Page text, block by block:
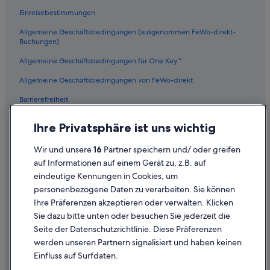
Mietwagen in Los Angeles
Mietwagen in Rom
Mietwagen in Barcelona
Mietwagen in San Francisco
Mietwagen in San Diego County
Mietwagen in Chicago
Mietwagenanbieter in Las Palmas
Alamo Rent A Car-Mietwagen in Las Palmas
Budget-Mietwagen in Las Palmas
Enterprise-Mietwagen in Las Palmas
Hertz-Mietwagen in Las Palmas
Thrifty Car Rental-Mietwagen in Las Palmas
Einreisebestimmungen
Allgemeine Geschäftsbedingungen (ausgenommen FeWo-direkt-
Buchungen)
Allgemeine Geschäftsbedingungen für One Key™
Allgemeine Geschäftsbedingungen von FeWo-direkt
Barrierefreiheit
Inhaltsrichtlinien und Melden von Inhalten
Hilfe
Hilfe
Flug stornieren
Ihre Privatsphäre ist uns wichtig
Wir und unsere16 Partner speichern und/ oder greifen
auf Informationen auf einem Gerät zu, z.B. auf
eindeutige Kennungen in Cookies, um
personenbezogene Daten zu verarbeiten. Sie können
Ihre Präferenzen akzeptieren oder verwalten. Klicken
Sie dazu bitte unten oder besuchen Sie jederzeit die
Seite der Datenschutzrichtlinie. Diese Präferenzen
werden unseren Partnern signalisiert und haben keinen
Einfluss auf Surfdaten.